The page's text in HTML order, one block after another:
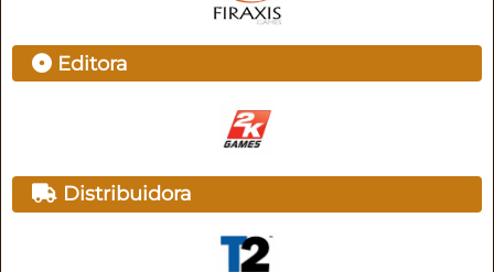
Editora
Distribuidora